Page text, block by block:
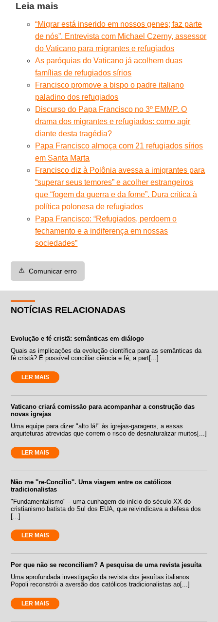
Leia mais
“Migrar está inserido em nossos genes; faz parte
de nós”. Entrevista com Michael Czerny, assessor
do Vaticano para migrantes e refugiados
As paróquias do Vaticano já acolhem duas
famílias de refugiados sírios
Francisco promove a bispo o padre italiano
paladino dos refugiados
Discurso do Papa Francisco no 3º EMMP. O
drama dos migrantes e refugiados: como agir
diante desta tragédia?
Papa Francisco almoça com 21 refugiados sírios
em Santa Marta
Francisco diz à Polônia avessa a imigrantes para
“superar seus temores” e acolher estrangeiros
que “fogem da guerra e da fome”. Dura crítica à
política polonesa de refugiados
Papa Francisco: “Refugiados, perdoem o
fechamento e a indiferença em nossas
sociedades”
⚠️ Comunicar erro
NOTÍCIAS RELACIONADAS
Evolução e fé cristã: semânticas em diálogo
Quais as implicações da evolução científica para as semânticas da
fé cristã? É possível conciliar ciência e fé, a part[...]
LER MAIS
Vaticano criará comissão para acompanhar a construção das
novas igrejas
Uma equipe para dizer "alto lá!" às igrejas-garagens, a essas
arquiteturas atrevidas que correm o risco de desnaturalizar muitos[...]
LER MAIS
Não me ''re-Concílio''. Uma viagem entre os católicos
tradicionalistas
"Fundamentalismo" – uma cunhagem do início do século XX do
cristianismo batista do Sul dos EUA, que reivindicava a defesa dos
[...]
LER MAIS
Por que não se reconciliam? A pesquisa de uma revista jesuíta
Uma aprofundada investigação da revista dos jesuítas italianos
Popoli reconstrói a aversão dos católicos tradicionalistas ao[...]
LER MAIS